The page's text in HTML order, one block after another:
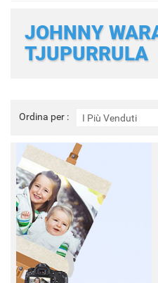
JOHNNY
TJUPURRULA
Ordina per : I Più Venduti
Ordina
per